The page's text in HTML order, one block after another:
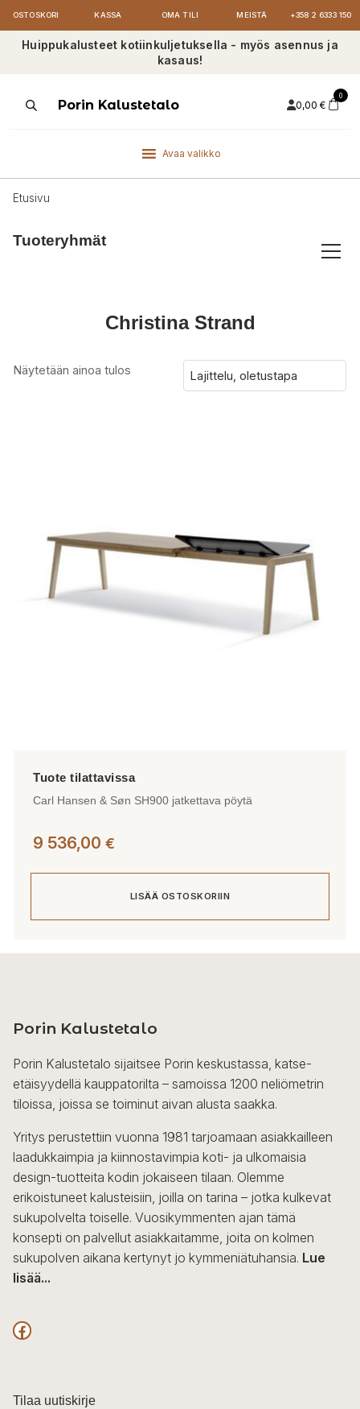
OSTOSKORI KASSA OMA TILI MEISTÄ +358 2 6333 150
Huippukalusteet kotiinkuljetuksella - myös asennus ja
kasaus!
ProductsPorin Kalustetalo 0,00 €
0
Avaa valikko
Etusivu
Tuoteryhmät
Christina Strand
Näytetään ainoa tulos
Carl Hansen & Søn SH900 jatkettava pöytä
9 536,00 €
LISÄÄ OSTOSKORIIN
Porin Kalustetalo
Porin Kalustetalo sijaitsee Porin keskustassa, katse-
etäisyydellä kauppatorilta – samoissa 1200 neliömetrin
tiloissa, joissa se toiminut aivan alusta saakka.
Yritys perustettiin vuonna 1981 tarjoamaan asiakkailleen
laadukkaimpia ja kiinnostavimpia koti- ja ulkomaisia
design-tuotteita kodin jokaiseen tilaan. Olemme
erikoistuneet kalusteisiin, joilla on tarina – jotka kulkevat
sukupolvelta toiselle. Vuosikymmenten ajan tämä
konsepti on palvellut asiakkaitamme, joita on kolmen
sukupolven aikana kertynyt jo kymmeniätuhansia. Lue
lisää...
F
c
Tilaa uutiskirje